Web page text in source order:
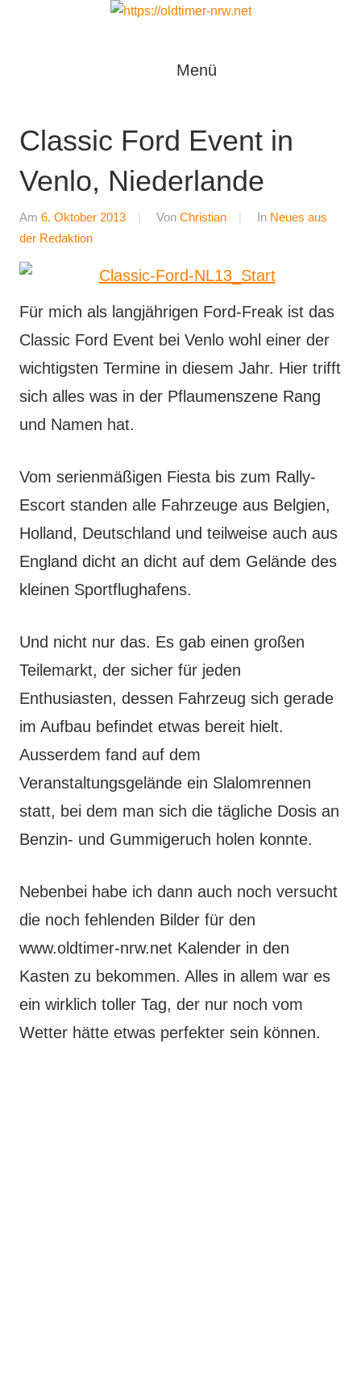
https://oldtimer-
Motorsport
Tuning
Menü
Classic Ford Event in
Venlo, Niederlande
Am 6. Oktober 2013 Von Christian In Neues aus
der Redaktion
Für mich als langjährigen Ford-Freak ist das
Classic Ford Event bei Venlo wohl einer der
wichtigsten Termine in diesem Jahr. Hier trifft
sich alles was in der Pflaumenszene Rang
und Namen hat.
Vom serienmäßigen Fiesta bis zum Rally-
Escort standen alle Fahrzeuge aus Belgien,
Holland, Deutschland und teilweise auch aus
England dicht an dicht auf dem Gelände des
kleinen Sportflughafens.
Und nicht nur das. Es gab einen großen
Teilemarkt, der sicher für jeden
Enthusiasten, dessen Fahrzeug sich gerade
im Aufbau befindet etwas bereit hielt.
Ausserdem fand auf dem
Veranstaltungsgelände ein Slalomrennen
statt, bei dem man sich die tägliche Dosis an
Benzin- und Gummigeruch holen konnte.
Nebenbei habe ich dann auch noch versucht
die noch fehlenden Bilder für den
www.oldtimer-nrw.net Kalender in den
Kasten zu bekommen. Alles in allem war es
ein wirklich toller Tag, der nur noch vom
Wetter hätte etwas perfekter sein können.